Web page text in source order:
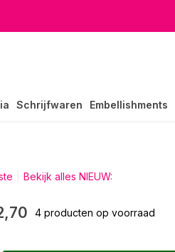
Schrijfwaren Embellishments
Bekijk alles NIEUW:
4 producten op voorraad